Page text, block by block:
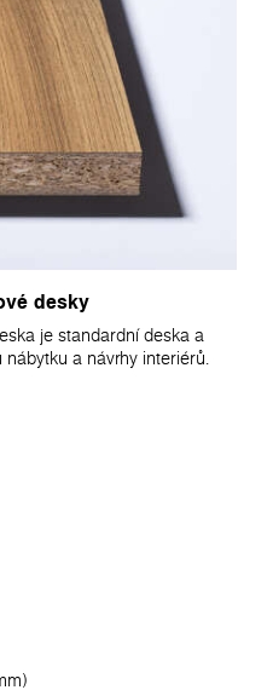
desky
je standardní deska a
a návrhy interiérů.